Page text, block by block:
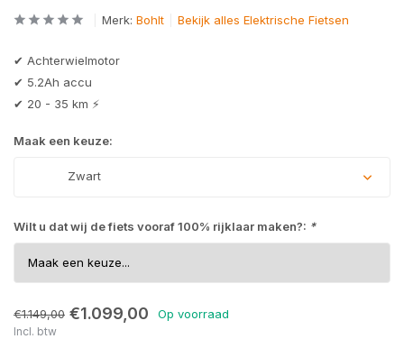
Merk: Bohlt Bekijk alles Elektrische Fietsen
✔ Achterwielmotor
✔ 5.2Ah accu
✔ 20 - 35 km ⚡
Maak een keuze:
Zwart
Wilt u dat wij de fiets vooraf 100% rijklaar maken?: *
€1.149,00 €1.099,00 Op voorraad
Incl. btw